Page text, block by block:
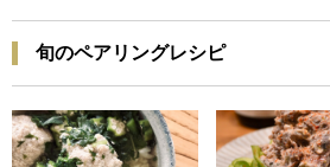
旬のペアリングレシピ